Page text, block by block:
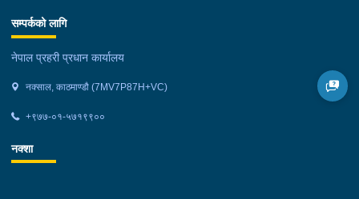
सम्पर्कको लागि
नेपाल प्रहरी प्रधान कार्यालय
नक्साल, काठमाण्डौ (7MV7P87H+VC)
+९७७-०१-५७१९९००
नक्शा